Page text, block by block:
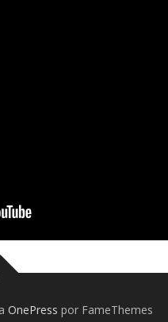
OnePress por FameThemes